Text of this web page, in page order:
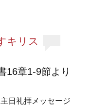
キリス
16章1-9節より
日礼拝メッセージ